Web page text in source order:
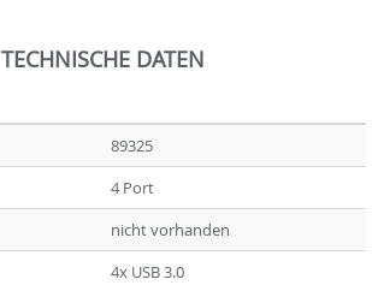
TECHNISCHE DATEN
89325
4 Port
nicht vorhanden
4x USB 3.0